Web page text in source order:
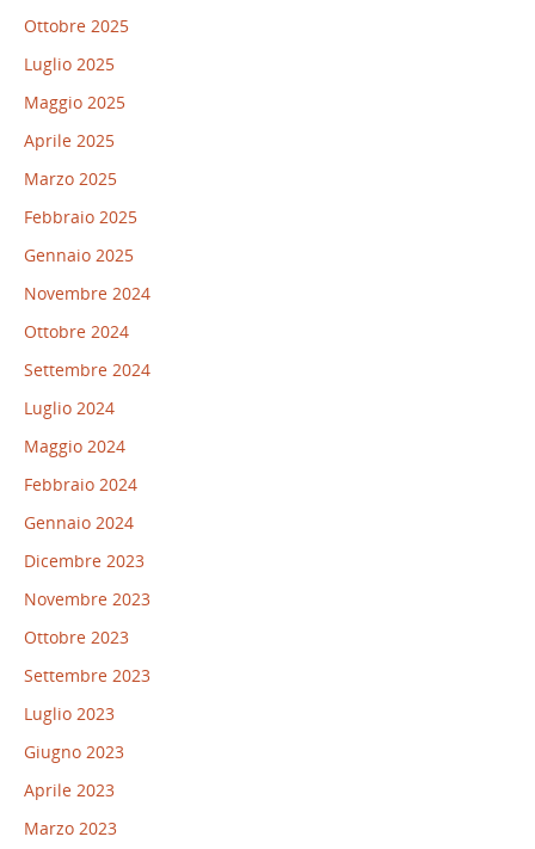
Ottobre 2025
Luglio 2025
Maggio 2025
Aprile 2025
Marzo 2025
Febbraio 2025
Gennaio 2025
Novembre 2024
Ottobre 2024
Settembre 2024
Luglio 2024
Maggio 2024
Febbraio 2024
Gennaio 2024
Dicembre 2023
Novembre 2023
Ottobre 2023
Settembre 2023
Luglio 2023
Giugno 2023
Aprile 2023
Marzo 2023